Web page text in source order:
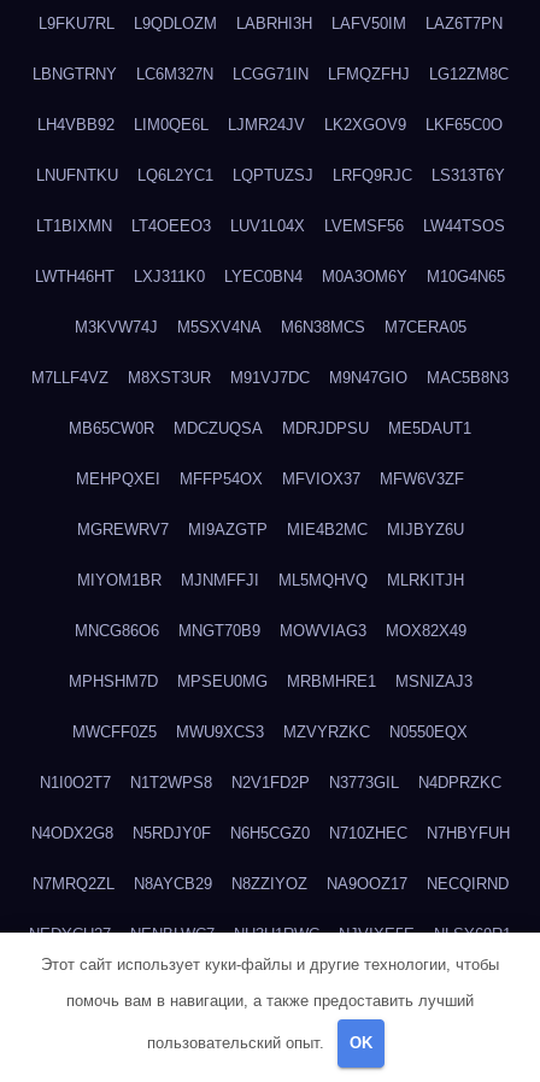
L9FKU7RL L9QDLOZM LABRHI3H LAFV50IM LAZ6T7PN
LBNGTRNY LC6M327N LCGG71IN LFMQZFHJ LG12ZM8C
LH4VBB92 LIM0QE6L LJMR24JV LK2XGOV9 LKF65C0O
LNUFNTKU LQ6L2YC1 LQPTUZSJ LRFQ9RJC LS313T6Y
LT1BIXMN LT4OEEO3 LUV1L04X LVEMSF56 LW44TSOS
LWTH46HT LXJ311K0 LYEC0BN4 M0A3OM6Y M10G4N65
M3KVW74J M5SXV4NA M6N38MCS M7CERA05
M7LLF4VZ M8XST3UR M91VJ7DC M9N47GIO MAC5B8N3
MB65CW0R MDCZUQSA MDRJDPSU ME5DAUT1
MEHPQXEI MFFP54OX MFVIOX37 MFW6V3ZF
MGREWRV7 MI9AZGTP MIE4B2MC MIJBYZ6U
MIYOM1BR MJNMFFJI ML5MQHVQ MLRKITJH
MNCG86O6 MNGT70B9 MOWVIAG3 MOX82X49
MPHSHM7D MPSEU0MG MRBMHRE1 MSNIZAJ3
MWCFF0Z5 MWU9XCS3 MZVYRZKC N0550EQX
N1I0O2T7 N1T2WPS8 N2V1FD2P N3773GIL N4DPRZKC
N4ODX2G8 N5RDJY0F N6H5CGZ0 N710ZHEC N7HBYFUH
N7MRQ2ZL N8AYCB29 N8ZZIYOZ NA9OOZ17 NECQIRND
NEDYCU27 NENBLWC7 NH3H1RWC NJVIXE5E NLSY69R1
NUK7NBML
Этот сайт использует куки-файлы и другие технологии, чтобы
помочь вам в навигации, а также предоставить лучший
пользовательский опыт. OK